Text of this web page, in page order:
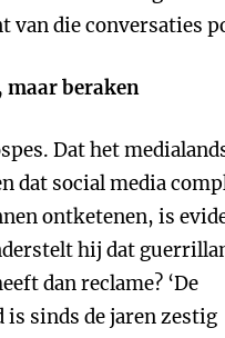
van die conversaties
maar beraken
Dat het
dat social media
ontketenen, is
hij dat
dan reclame? ‘De
is sinds de jaren zestig